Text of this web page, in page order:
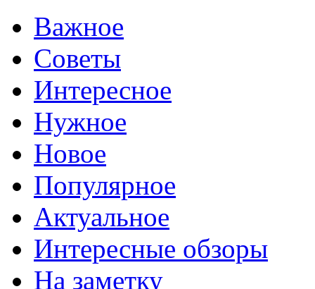
Важное
Советы
Интересное
Нужное
Новое
Популярное
Актуальное
Интересные обзоры
На заметку